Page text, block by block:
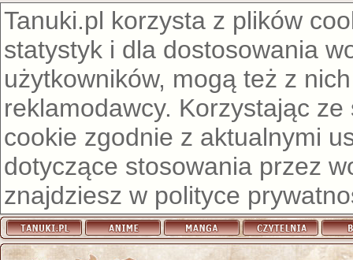
Tanuki.pl korzysta z plików
statystyk i dla dostosowania
użytkowników, mogą też z
reklamodawcy. Korzystając
cookie zgodnie z aktualnymi
dotyczące stosowania przez
znajdziesz w polityce